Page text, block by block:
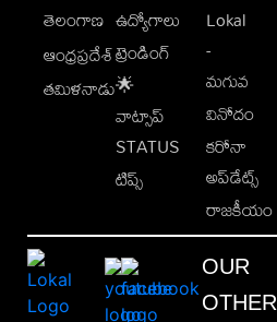
తెలంగాణ
ఆంధ్రప్రదేశ్
తమిళనాడు
ఉద్యోగాలు
ట్రెండింగ్
🌟
వాట్సాప్
STATUS
టిప్స్
Lokal
-
మగువ
వినోదం
కరోనా
అప్‌డేట్స్
రాజకీయం
OUR
OTHER